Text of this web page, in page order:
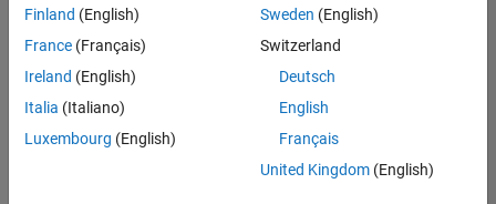
n’ont
pas
été
traduites.
Effectuez
Finland (English)
France (Français)
Ireland (English)
Italia (Italiano)
Luxembourg (English)
Sweden (English)
Switzerland
Deutsch
English
Français
United Kingdom(English)